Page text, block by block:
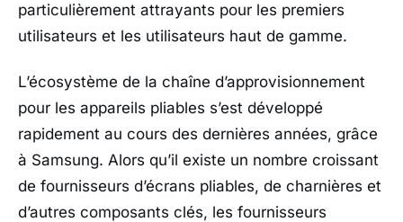
particulièrement attrayants pour les premiers
utilisateurs et les utilisateurs haut de gamme.
L’écosystème de la chaîne d’approvisionnement
pour les appareils pliables s’est développé
rapidement au cours des dernières années, grâce
à Samsung. Alors qu’il existe un nombre croissant
de fournisseurs d’écrans pliables, de charnières et
d’autres composants clés, les fournisseurs